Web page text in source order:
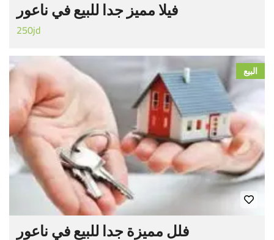
فيلا مميز جدا للبيع في ناعور
250jd
البيع
فلل مميزة جدا للبيع في ناعور